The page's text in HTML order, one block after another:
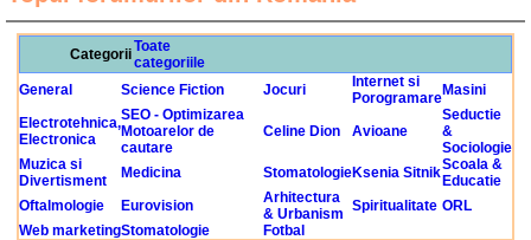
CategoriiToate
categoriile
General
Science Fiction Jocuri
Internet si
PorogramareMasini
Electrotehnica,
Electronica
SEO - Optimizarea
Motoarelor de
cautare
Celine Dion Avioane
Seductie
&
Sociologie
Muzica si
Divertisment
Medicina StomatologieKsenia SitnikScoala &
Educatie
Oftalmologie
Eurovision
Arhitectura
& Urbanism Spiritualitate ORL
Web marketingStomatologie
Fotbal